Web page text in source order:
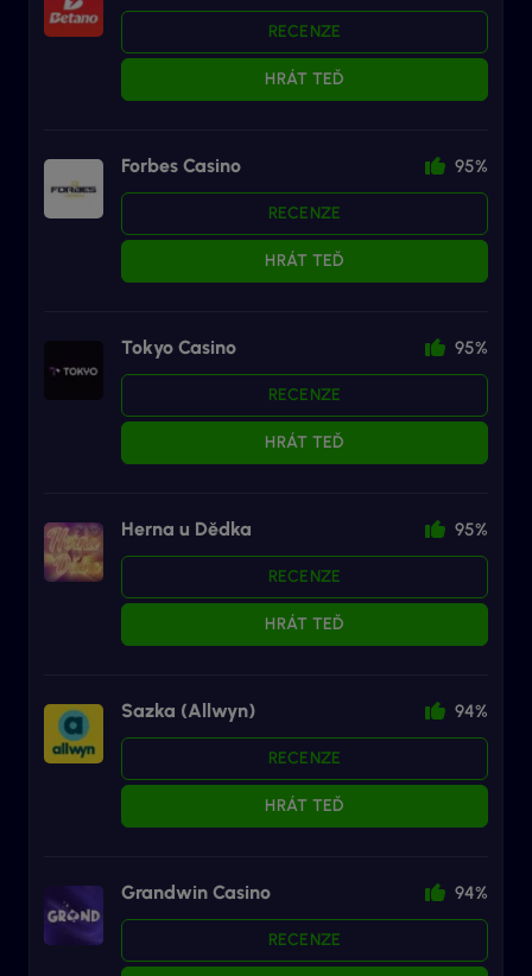
RECENZE
HRÁT TEĎ
Forbes Casino 95%
RECENZE
HRÁT TEĎ
Tokyo Casino 95%
RECENZE
HRÁT TEĎ
Herna u Dědka 95%
RECENZE
HRÁT TEĎ
Sazka (Allwyn) 94%
RECENZE
HRÁT TEĎ
Grandwin Casino 94%
RECENZE